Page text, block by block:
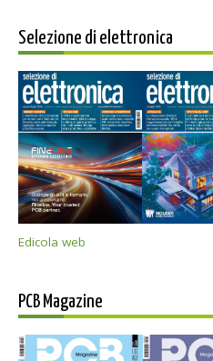
Selezione di elettronica
Edicola web
PCB Magazine